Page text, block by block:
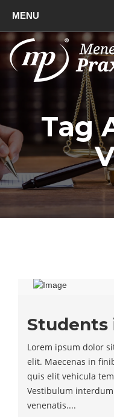
Tag
Students
Lorem ipsum dolor
elit. Maecenas in
quis elit vehicula
Vestibulum
venenatis....